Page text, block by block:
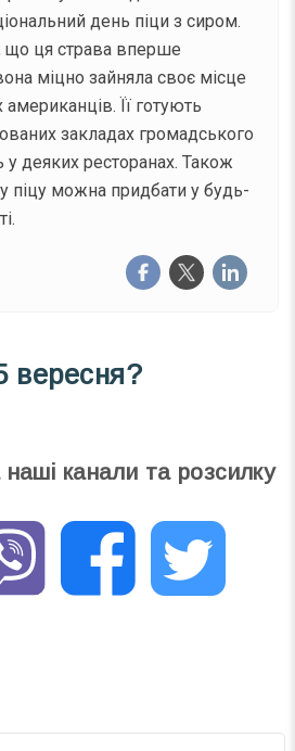
день піци з сиром.
що ця страва вперше
міцно зайняла своє місце
Її готують
закладах громадського
у деяких ресторанах. Також
піцу можна придбати у будь-
вересня?
канали та розсилку